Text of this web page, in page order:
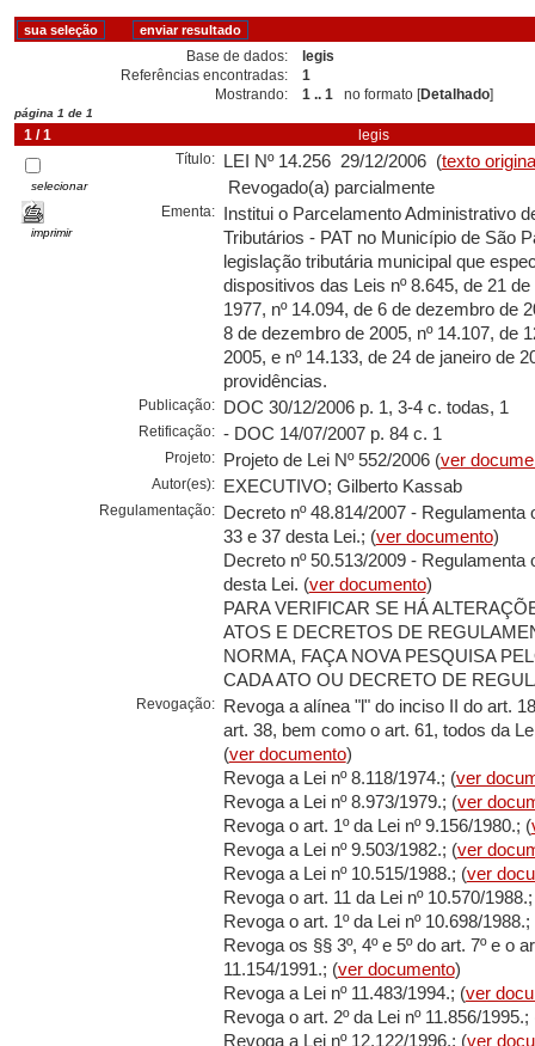
Base de dados:
legis
Referências encontradas:
1
Mostrando:
1 .. 1 no formato [Detalhado]
página 1 de 1
1 / 1 legis
selecionar
imprimir
Título: LEI Nº 14.256 29/12/2006 (texto
Revogado(a) parcialmente
Ementa:
Institui o Parcelamento Administrativo
Tributários - PAT no Município de São
legislação tributária municipal que
dispositivos das Leis nº 8.645, de 21
1977, nº 14.094, de 6 de dezembro de
8 de dezembro de 2005, nº 14.107, de
2005, e nº 14.133, de 24 de janeiro de
providências.
Publicação: DOC 30/12/2006 p. 1, 3-4 c. todas, 1
Retificação: - DOC 14/07/2007 p. 84 c. 1
Projeto: Projeto de Lei Nº 552/2006 (ver
Autor(es): EXECUTIVO; Gilberto Kassab
Regulamentação:
Decreto nº 48.814/2007 - Regulamenta
33 e 37 desta Lei.; (ver documento)
Decreto nº 50.513/2009 - Regulamenta
desta Lei. (ver documento)
PARA VERIFICAR SE HÁ
ATOS E DECRETOS DE
NORMA, FAÇA NOVA PESQUISA
CADA ATO OU DECRETO DE
Revogação:
Revoga a alínea "l" do inciso II do art.
art. 38, bem como o art. 61, todos da
(ver documento)
Revoga a Lei nº 8.118/1974.; (ver
Revoga a Lei nº 8.973/1979.; (ver
Revoga o art. 1º da Lei nº 9.156/1980.; (
Revoga a Lei nº 9.503/1982.; (ver
Revoga a Lei nº 10.515/1988.; (ver
Revoga o art. 11 da Lei nº 10.570/
Revoga o art. 1º da Lei nº 10.698/1988.;
Revoga os §§ 3º, 4º e 5º do art. 7º e o
11.154/1991.; (ver documento)
Revoga a Lei nº 11.483/1994.; (ver
Revoga o art. 2º da Lei nº 11.856/1995.;
Revoga a Lei nº 12.122/1996.; (ver